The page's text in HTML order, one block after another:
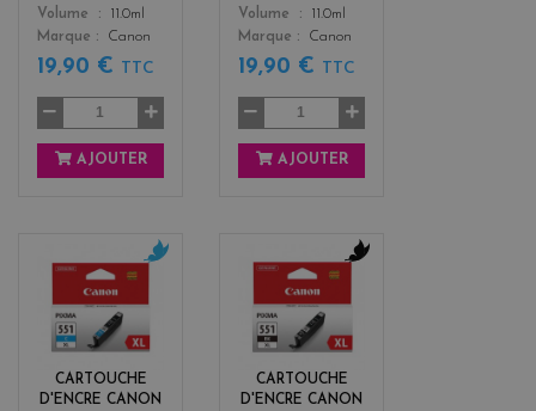
Color
Volume
11.0ml
Marque
Canon
19,90 € TTC
AJOUTER
Color
Volume
11.0ml
Marque
Canon
19,90 € TTC
AJOUTER
CARTOUCHE
D'ENCRE CANON
y
n
CARTOUCHE
D'ENCRE CANON
l
c
k